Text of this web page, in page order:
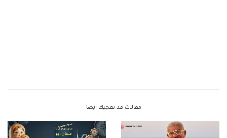
مقالات قد تعجبك ايضا